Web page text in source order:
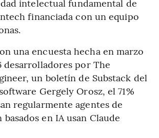
intelectual fundamental de
financiada con un equipo
una encuesta hecha en marzo
desarrolladores por The
un boletín de Substack del
Gergely Orosz, el 71%
regularmente agentes de
en IA usan Claude